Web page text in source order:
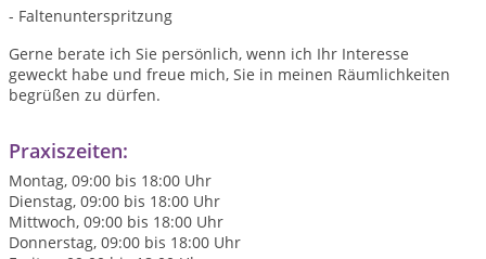
- Faltenunterspritzung
Gerne berate ich Sie persönlich, wenn ich Ihr Interesse
geweckt habe und freue mich, Sie in meinen Räumlichkeiten
begrüßen zu dürfen.
Praxiszeiten:
Montag, 09:00 bis 18:00 Uhr
Dienstag, 09:00 bis 18:00 Uhr
Mittwoch, 09:00 bis 18:00 Uhr
Donnerstag, 09:00 bis 18:00 Uhr